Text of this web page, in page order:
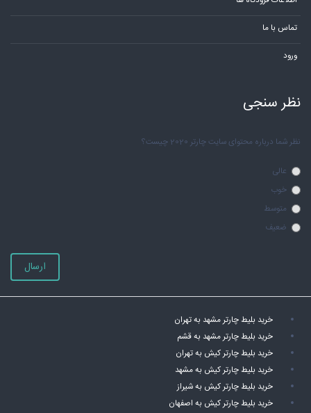
تماس با ما
ورود
نظر سنجی
نظر شما درباره محتوای سایت چارتر 2020 چیست؟
عالی
خوب
متوسط
ضعیف
ارسال
خرید بلیط چارتر مشهد به تهران
خرید بلیط چارتر مشهد به قشم
خرید بلیط چارتر کیش به تهران
خرید بلیط چارتر کیش به مشهد
خرید بلیط چارتر کیش به شیراز
خرید بلیط چارتر کیش به اصفهان